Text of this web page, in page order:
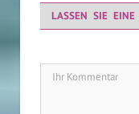
LASSEN SIE EINE